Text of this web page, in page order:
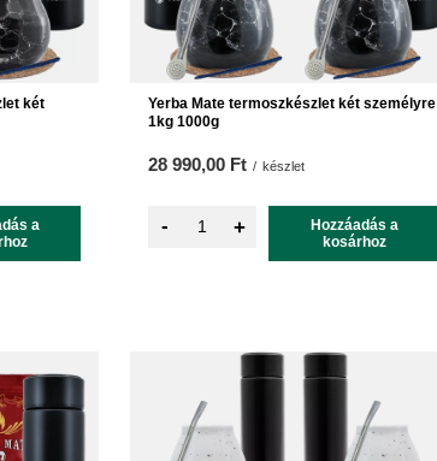
két
a
Yerba Mate termoszkészlet két személyre
1kg 1000g
28 990,00 Ft / készlet
- +
Hozzáadás a
kosárhoz